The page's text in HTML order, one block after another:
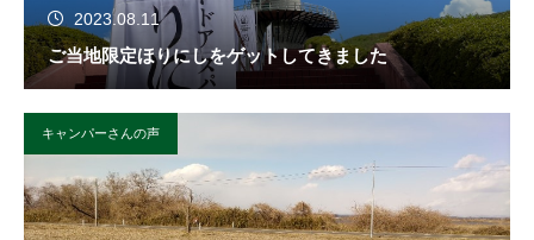
2023.08.11
ご当地限定ほりにしをゲットしてきました
キャンパーさんの声